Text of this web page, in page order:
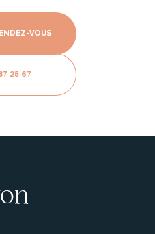
VOUS
25 67